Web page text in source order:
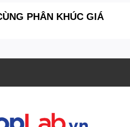
PHÂN KHÚC GIÁ